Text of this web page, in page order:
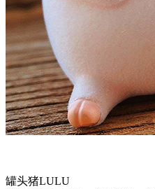
罐头猪LULU